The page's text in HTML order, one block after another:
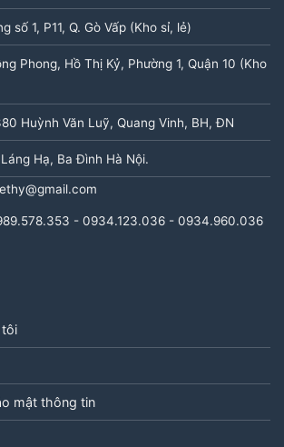
số 1, P11, Q. Gò Vấp (Kho sỉ, lẻ)
Phong, Hồ Thị Kỷ, Phường 1, Quận 10 (Kho
Huỳnh Văn Luỹ, Quang Vinh, BH, ĐN
Hạ, Ba Đình Hà Nội.
- 0934.123.036 - 0934.960.036
tôi
mật thông tin